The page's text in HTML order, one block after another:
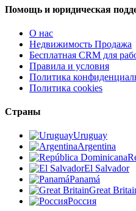
Помощь и юридическая
О нас
Недвижимость Продажа
Бесплатная CRM для
Правила и условия
Политика
Политика cookies
Страны
Uruguay
Argentina
El Salvador
Panamá
Great
Россия